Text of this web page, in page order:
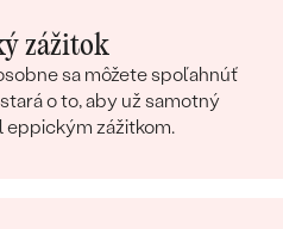
zážitok
sa môžete spoľahnúť
o to, aby už samotný
zážitkom.